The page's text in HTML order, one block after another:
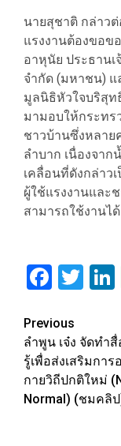
นายสุชาติ กล่าว
แรงงานต้องขอ
อาหุนัย ประธาน
จำกัด (มหาชน)
มูลนิธิหัวใจบริสุท
มามอบให้กระทร
ชาวบ้านซึ่งหลาย
ลำบาก เนื่องจาก
เคลื่อนที่ดังกล่าว
ผู้ใช้แรงงานและ
สามารถใช้งานไ
Post
Previous
ลำพูน เจ๋ง จัดทำสื่
รู้เพื่อส่งเสริมการ
กายวิถีปกติใหม่
Normal) (ชมคลิ